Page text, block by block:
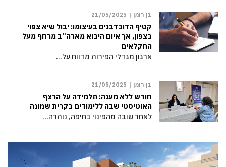
בן רומן | 21/05/2025
קטיף הדובדבנים בעיצומו: יבול שיא צפוי
בצפון, אך איום היבוא מארה”ב מרחף מעל
החקלאים
ארגון מגדלי הפירות מדווח על…
בן רומן | 21/05/2025
חודש ללא מענה: תלמידה על הרצף
האוטיסטי שבה ללימודים בקרית שמונה
לאחר שובה מהפינוי בחיפה, נותרה…